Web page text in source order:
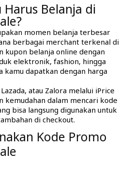
Harus Belanja di
momen belanja terbesar
berbagai merchant terkenal di
kupon belanja online dengan
elektronik, fashion, hingga
kamu dapatkan dengan harga
atau Zalora melalui iPrice
kemudahan dalam mencari kode
bisa langsung digunakan untuk
di checkout.
Kode Promo